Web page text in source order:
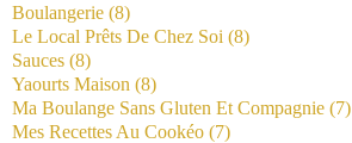
Boulangerie (8)
Le Local Prêts De Chez Soi (8)
Sauces (8)
Yaourts Maison (8)
Ma Boulange Sans Gluten Et Compagnie (7)
Mes Recettes Au Cookéo (7)